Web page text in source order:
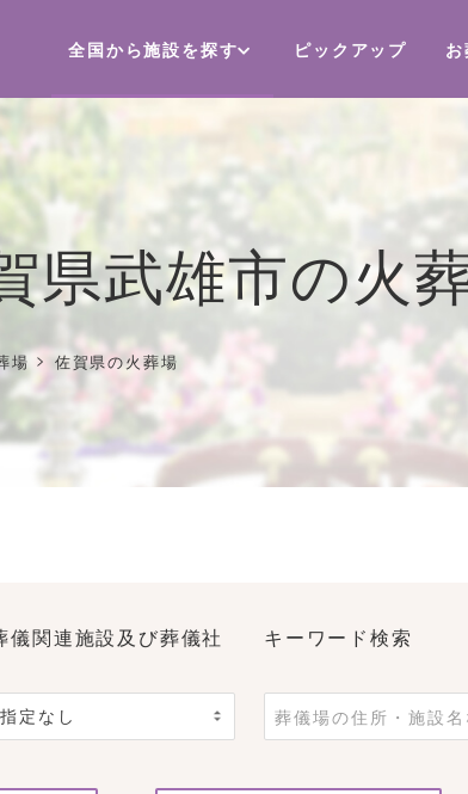
全国から施設を探す ピックアップ
県武雄市の火
場 > 佐賀県の火葬場
儀関連施設及び葬儀社 キーワード検索